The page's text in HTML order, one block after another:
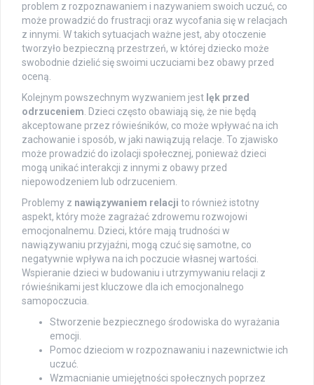
problem z rozpoznawaniem i nazywaniem swoich uczuć, co
może prowadzić do frustracji oraz wycofania się w relacjach
z innymi. W takich sytuacjach ważne jest, aby otoczenie
tworzyło bezpieczną przestrzeń, w której dziecko może
swobodnie dzielić się swoimi uczuciami bez obawy przed
oceną.
Kolejnym powszechnym wyzwaniem jest lęk przed
odrzuceniem. Dzieci często obawiają się, że nie będą
akceptowane przez rówieśników, co może wpływać na ich
zachowanie i sposób, w jaki nawiązują relacje. To zjawisko
może prowadzić do izolacji społecznej, ponieważ dzieci
mogą unikać interakcji z innymi z obawy przed
niepowodzeniem lub odrzuceniem.
Problemy z nawiązywaniem relacji to również istotny
aspekt, który może zagrażać zdrowemu rozwojowi
emocjonalnemu. Dzieci, które mają trudności w
nawiązywaniu przyjaźni, mogą czuć się samotne, co
negatywnie wpływa na ich poczucie własnej wartości.
Wspieranie dzieci w budowaniu i utrzymywaniu relacji z
rówieśnikami jest kluczowe dla ich emocjonalnego
samopoczucia.
Stworzenie bezpiecznego środowiska do wyrażania
emocji.
Pomoc dzieciom w rozpoznawaniu i nazewnictwie ich
uczuć.
Wzmacnianie umiejętności społecznych poprzez